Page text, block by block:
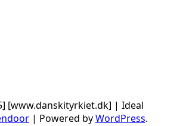
[www.danskityrkiet.dk] | Ideal
| Powered byWordPress.